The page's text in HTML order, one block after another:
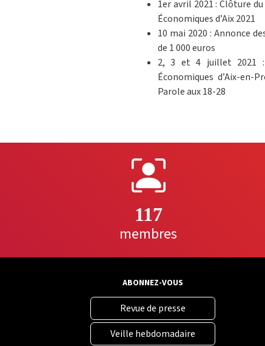
1er avril 2021 : Clôture
Économiques d’Aix 2021
10 mai 2020 : Annonce
de 1 000 euros
2, 3 et 4 juillet 2021 :
Économiques d’Aix-
Parole aux 18-28
117
membres
ABONNEZ-VOUS
Revue de presse
Veille hebdomadaire